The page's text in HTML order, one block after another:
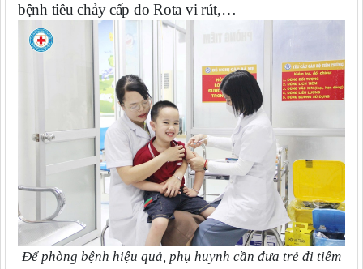
bệnh tiêu chảy cấp do Rota vi rút,…
Để phòng bệnh hiệu quả, phụ huynh cần đưa trẻ đi tiêm